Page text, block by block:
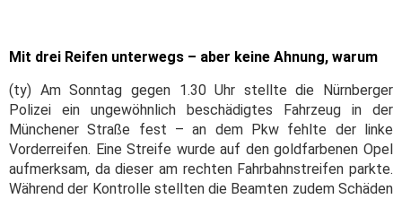
Mit drei Reifen unterwegs – aber keine Ahnung, warum
(ty) Am Sonntag gegen 1.30 Uhr stellte die Nürnberger
Polizei ein ungewöhnlich beschädigtes Fahrzeug in der
Münchener Straße fest – an dem Pkw fehlte der linke
Vorderreifen. Eine Streife wurde auf den goldfarbenen Opel
aufmerksam, da dieser am rechten Fahrbahnstreifen parkte.
Während der Kontrolle stellten die Beamten zudem Schäden